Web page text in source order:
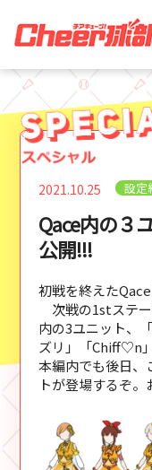
2021.10.25 設定
Qace内の３
公開!!!
初戦を終えた
次戦の1stステ
内の3ユニット、
ズリ」「Chiff♡n
本編内でも後日、
トが登場するぞ。